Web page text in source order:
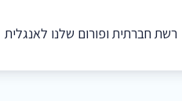
רשת חברתית ופורום שלנו לאנגלית